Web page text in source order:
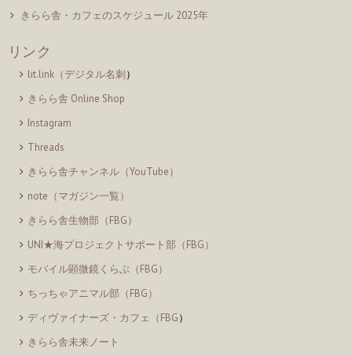
きらら舎・カフェのスケジュール 2025年
リンク
lit.link（デジタル名刺）
きらら舎 Online Shop
Instagram
Threads
きらら舎チャンネル（YouTube）
note（マガジン一覧）
きらら舎生物部（FBG）
UNI★海プロジェクトサポート部（FBG）
モバイル顕微鏡くらぶ（FBG）
ちっちゃアニマル部（FBG）
ディヴァイナーズ・カフェ（FBG）
きらら舎未来ノート